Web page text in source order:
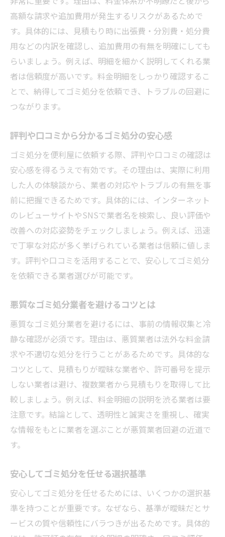
高額な請求や追加費用が発生するリスクがあるためで
す。具体的には、見積もり時に出張費・分別費・処分費
用などの内訳を確認し、追加費用の有無を明確にしても
らいましょう。例えば、明細を細かく説明してくれる業
者は信頼度が高いです。料金明細をしっかり確認するこ
とで、納得してゴミ処分を依頼でき、トラブルの回避に
つながります。
評判や口コミから分かるゴミ処分の安心感
ゴミ処分を便利屋に依頼する際、評判や口コミの確認は
安心感を得るうえで有効です。その理由は、実際に利用
した人の体験談から、業者の対応やトラブルの有無を事
前に把握できるためです。具体的には、インターネット
のレビューサイトやSNSで業者名を検索し、良い評価や
改善への対応姿勢をチェックしましょう。例えば、迅速
で丁寧な対応が多く挙げられている業者は信頼に値しま
す。評判や口コミを活用することで、安心してゴミ処分
を依頼できる業者選びが可能です。
悪質なゴミ処分業者を避けるコツとは
悪質なゴミ処分業者を避けるには、事前の情報収集と冷
静な確認が必須です。理由は、悪質業者は法外な料金請
求や不適切な処分を行うことがあるためです。具体的な
コツとして、見積もりが曖昧な業者や、許可番号を提示
しない業者は避け、複数業者から見積もりを取得して比
較しましょう。例えば、料金明細の説明を渋る業者は要
注意です。結論として、透明性と誠実さを重視し、確実
な情報をもとに業者を選ぶことが悪質業者回避の近道で
す。
安心してゴミ処分を任せる選択基準
安心してゴミ処分を任せるためには、いくつかの選択基
準を持つことが重要です。なぜなら、基準が曖昧だとサ
ービスの質や信頼性にバラつきが出るためです。具体的